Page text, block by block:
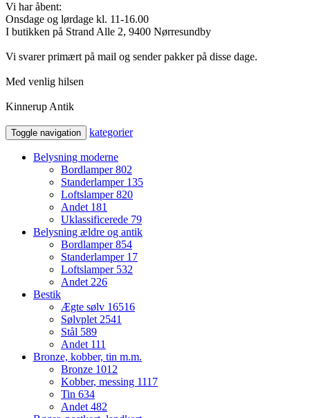
Vi har åbent:
Onsdage og lørdage kl. 11-16.00
I butikken på Strand Alle 2, 9400 Nørresundby
Vi svarer primært på mail og sender pakker på disse dage.
Med venlig hilsen
Kinnerup Antik
Toggle navigation kategorier
Belysning moderne
Bordlamper802
Standerlamper 135
Loftslamper820
Andet 181
Uklassificerede 79
Belysning ældre og antik
Bordlamper854
Standerlamper 17
Loftslamper 532
Andet226
Bestik
Ægte sølv 16516
Sølvplet2541
Stål 589
Andet 111
Bronze, kobber, tin m.m.
Bronze 1012
Kobber, messing 1117
Tin 634
Andet482